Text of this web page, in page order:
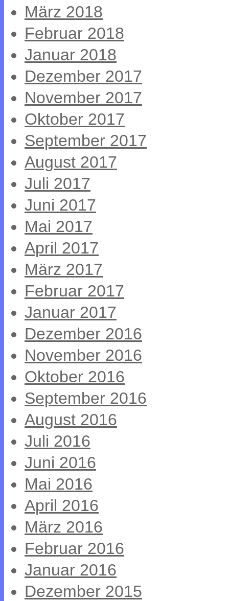
März 2018
Februar 2018
Januar 2018
Dezember 2017
November 2017
Oktober 2017
September 2017
August 2017
Juli 2017
Juni 2017
Mai 2017
April 2017
März 2017
Februar 2017
Januar 2017
Dezember 2016
November 2016
Oktober 2016
September 2016
August 2016
Juli 2016
Juni 2016
Mai 2016
April 2016
März 2016
Februar 2016
Januar 2016
Dezember 2015